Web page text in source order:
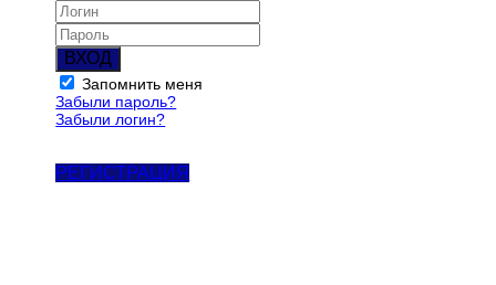
ВХОД
Запомнить меня
Забыли пароль?
Забыли логин?
РЕГИСТРАЦИЯ